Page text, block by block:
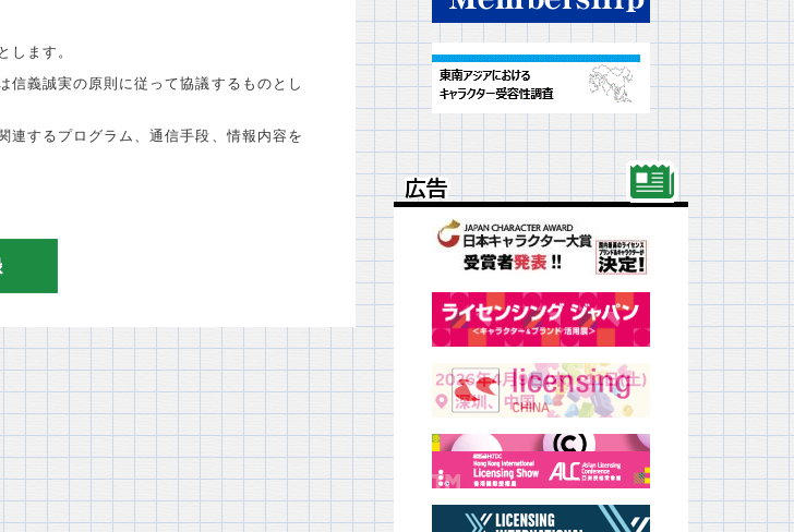
します。
信義誠実の原則に従って協議するものとし
連するプログラム、通信手段、情報内容を
広告
広告